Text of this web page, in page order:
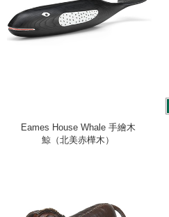
Eames House Whale 手繪木
鯨（北美赤樺木）